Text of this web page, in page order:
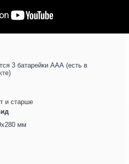
3 батарейки ААА (есть в
и старше
мм